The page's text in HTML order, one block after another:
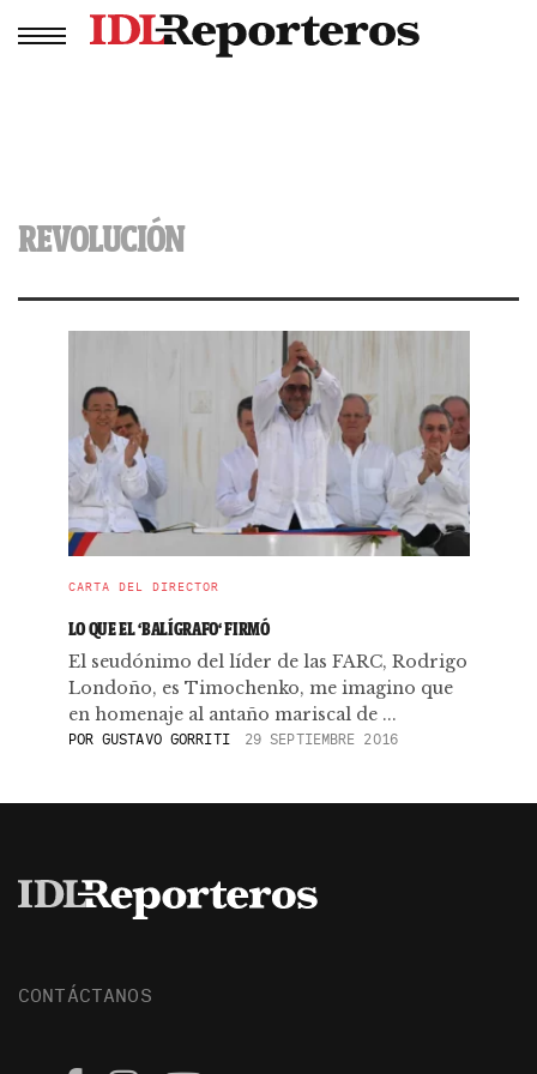
REVOLUCIÓN
CARTA DEL DIRECTOR
LO QUE EL ‘BALÍGRAFO‘ FIRMÓ
El seudónimo del líder de las FARC, Rodrigo
Londoño, es Timochenko, me imagino que
en homenaje al antaño mariscal de ...
POR GUSTAVO GORRITI 29 SEPTIEMBRE 2016
CONTÁCTANOS